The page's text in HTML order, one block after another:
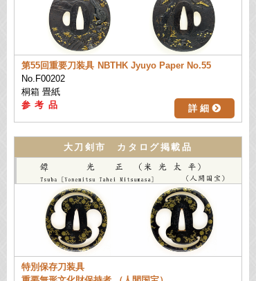
第55回重要刀装具 NBTHK Jyuyo Paper No.55
No.F00202
桐箱 畳紙
詳 細
大刀剣市 カタログ掲載品
特別保存刀装具